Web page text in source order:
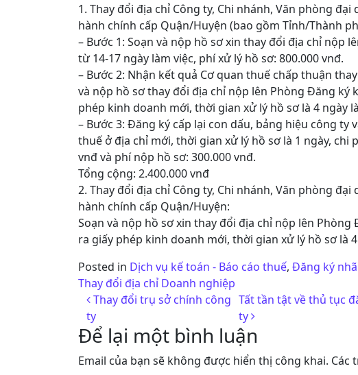
1. Thay đổi địa chỉ Công ty, Chi nhánh, Văn phòng
hành chính cấp Quận/Huyện (bao gồm Tỉnh/Thành
– Bước 1: Soạn và nộp hồ sơ xin thay đổi địa chỉ nộp
từ 14-17 ngày làm việc, phí xử lý hồ sơ: 800.000 vnđ.
– Bước 2: Nhận kết quả Cơ quan thuế chấp thuận
và nộp hồ sơ thay đổi địa chỉ nộp lên Phòng Đăng ký
phép kinh doanh mới, thời gian xử lý hồ sơ là 4 ngày
– Bước 3: Đăng ký cấp lại con dấu, bảng hiệu công ty
thuế ở địa chỉ mới, thời gian xử lý hồ sơ là 1 ngày, chi
vnđ và phí nộp hồ sơ: 300.000 vnđ.
Tổng cộng: 2.400.000 vnđ
2. Thay đổi địa chỉ Công ty, Chi nhánh, Văn phòng
hành chính cấp Quận/Huyện:
Soạn và nộp hồ sơ xin thay đổi địa chỉ nộp lên
ra giấy phép kinh doanh mới, thời gian xử lý hồ sơ là
Posted in Dịch vụ kế toán - Báo cáo thuế, Đăng ký
Thay đổi địa chỉ Doanh nghiệp
Post navigation
Thay đổi trụ sở chính công
ty
Tất tần tật về thủ tục
ty
Để lại một bình luận
Email của bạn sẽ không được hiển thị công khai. Các